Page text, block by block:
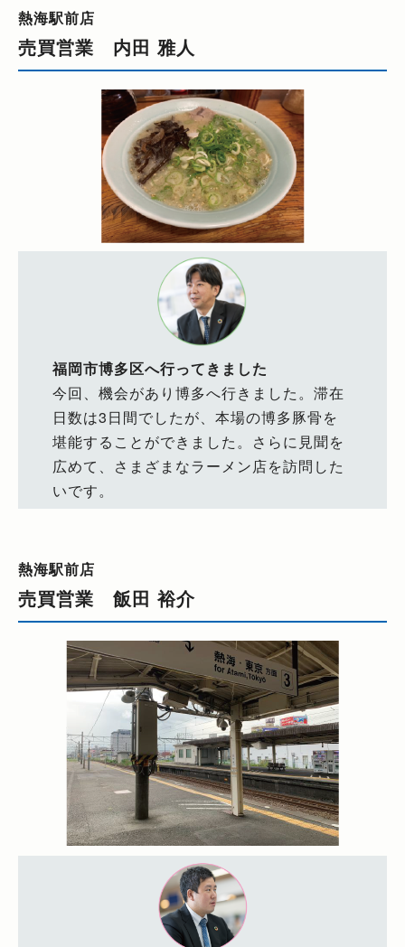
熱海駅前店
売買営業 内田 雅人
福岡市博多区へ行ってきました
今回、機会があり博多へ行きました。滞在
日数は3日間でしたが、本場の博多豚骨を
堪能することができました。さらに見聞を
広めて、さまざまなラーメン店を訪問した
いです。
熱海駅前店
売買営業 飯田 裕介